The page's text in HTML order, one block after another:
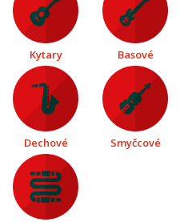
Kytary Basové
Dechové Smyčcové